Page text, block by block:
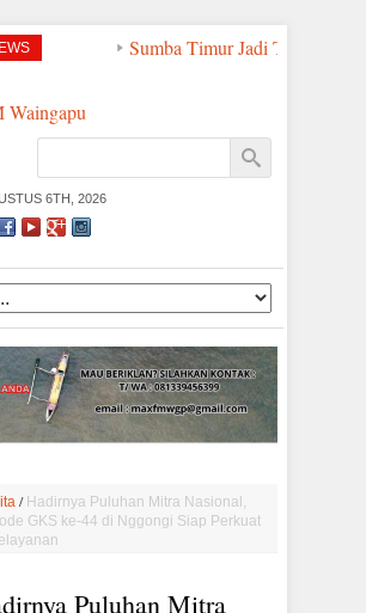
Sumba Timur Jadi Titik
6TH, 2026
/ Hadirnya Puluhan Mitra Nasional,
GKS ke-44 di Nggongi Siap Perkuat
Puluhan Mitra